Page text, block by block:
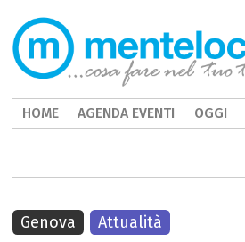
Genova Attualità
HOME AGENDA EVENTI OGGI